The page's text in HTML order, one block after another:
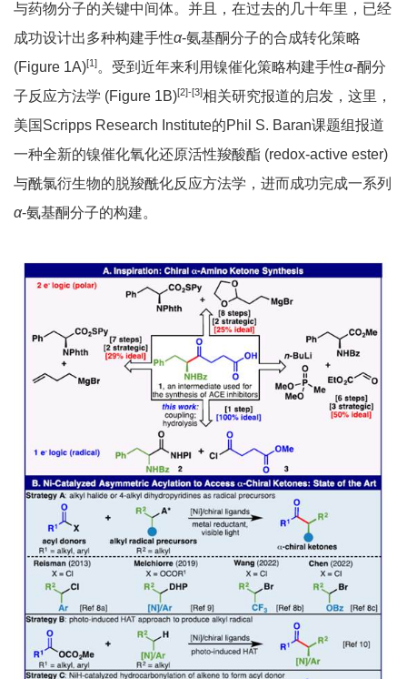
与药物分子的关键中间体。并且，在过去的几十年里，已经
成功设计出多种构建手性α-氨基酮分子的合成转化策略
(Figure 1A)[1] 。受到近年来利用镍催化策略构建手性α-酮分
子反应方法学 (Figure 1B)[2]-[3]相关研究报道的启发，这里，
美国Scripps Research Institute的Phil S. Baran课题组报道
一种全新的镍催化氧化还原活性羧酸酯 (redox-active ester)
与酰氯衍生物的脱羧酰化反应方法学，进而成功完成一系列
α-氨基酮分子的构建。